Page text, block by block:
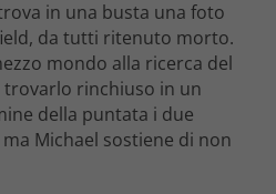
in una busta una foto
da tutti ritenuto morto.
mondo alla ricerca del
rinchiuso in un
della puntata i due
Michael sostiene di non